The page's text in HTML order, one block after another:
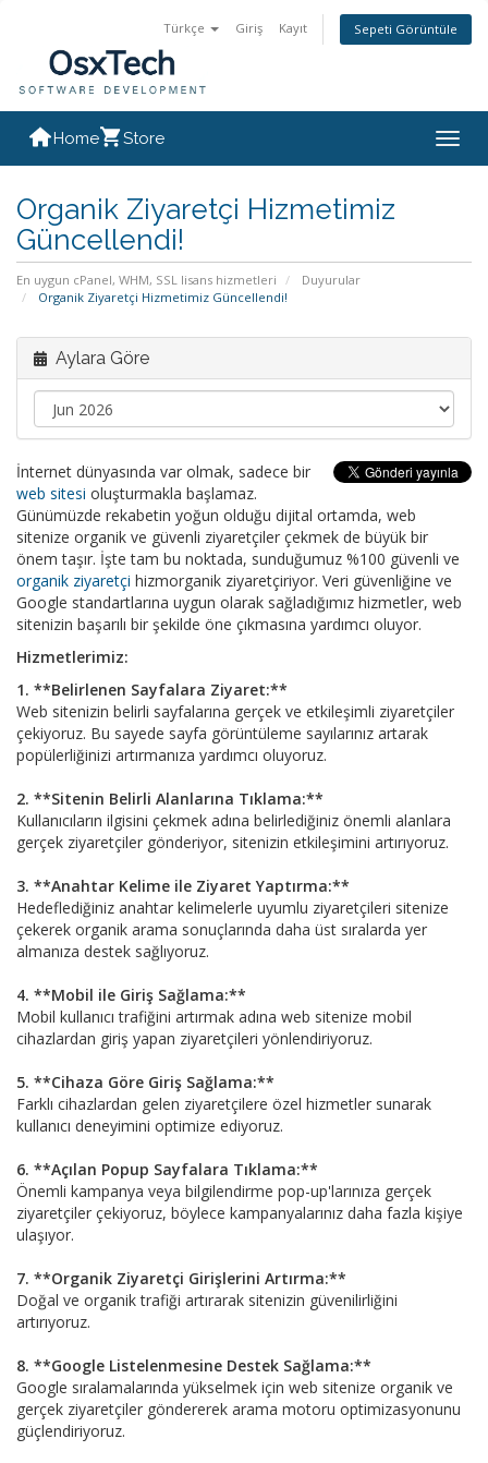
Türkçe Giriş Kayıt Sepeti Görüntüle
Home Store
Organik Ziyaretçi Hizmetimiz
Güncellendi!
En uygun cPanel, WHM, SSL lisans hizmetleri
Duyurular
Organik Ziyaretçi Hizmetimiz Güncellendi!
Aylara Göre
İnternet dünyasında var olmak, sadece bir
web sitesi oluşturmakla başlamaz.
Günümüzde rekabetin yoğun olduğu dijital ortamda, web
sitenize organik ve güvenli ziyaretçiler çekmek de büyük bir
önem taşır. İşte tam bu noktada, sunduğumuz %100 güvenli ve
organik ziyaretçi hizmorganik ziyaretçiriyor. Veri güvenliğine ve
Google standartlarına uygun olarak sağladığımız hizmetler, web
sitenizin başarılı bir şekilde öne çıkmasına yardımcı oluyor.
Hizmetlerimiz:
1. **Belirlenen Sayfalara Ziyaret:**
Web sitenizin belirli sayfalarına gerçek ve etkileşimli ziyaretçiler
çekiyoruz. Bu sayede sayfa görüntüleme sayılarınız artarak
popülerliğinizi artırmanıza yardımcı oluyoruz.
2. **Sitenin Belirli Alanlarına Tıklama:**
Kullanıcıların ilgisini çekmek adına belirlediğiniz önemli alanlara
gerçek ziyaretçiler gönderiyor, sitenizin etkileşimini artırıyoruz.
3. **Anahtar Kelime ile Ziyaret Yaptırma:**
Hedeflediğiniz anahtar kelimelerle uyumlu ziyaretçileri sitenize
çekerek organik arama sonuçlarında daha üst sıralarda yer
almanıza destek sağlıyoruz.
4. **Mobil ile Giriş Sağlama:**
Mobil kullanıcı trafiğini artırmak adına web sitenize mobil
cihazlardan giriş yapan ziyaretçileri yönlendiriyoruz.
5. **Cihaza Göre Giriş Sağlama:**
Farklı cihazlardan gelen ziyaretçilere özel hizmetler sunarak
kullanıcı deneyimini optimize ediyoruz.
6. **Açılan Popup Sayfalara Tıklama:**
Önemli kampanya veya bilgilendirme pop-up'larınıza gerçek
ziyaretçiler çekiyoruz, böylece kampanyalarınız daha fazla kişiye
ulaşıyor.
7. **Organik Ziyaretçi Girişlerini Artırma:**
Doğal ve organik trafiği artırarak sitenizin güvenilirliğini
artırıyoruz.
8. **Google Listelenmesine Destek Sağlama:**
Google sıralamalarında yükselmek için web sitenize organik ve
gerçek ziyaretçiler göndererek arama motoru optimizasyonunu
güçlendiriyoruz.